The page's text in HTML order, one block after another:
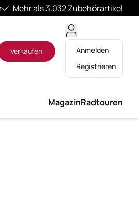
Mehr als 3.032 Zubehörartikel
Verkaufen
Anmelden
Registrieren
MagazinRadtouren